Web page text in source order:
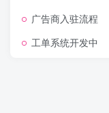
广告商入驻流程
工单系统开发中